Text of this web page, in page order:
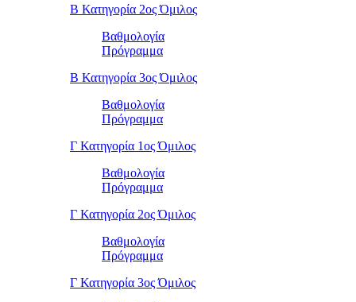
Β Κατηγορία 2ος Όμιλος
Βαθμολογία
Πρόγραμμα
Β Κατηγορία 3ος Όμιλος
Βαθμολογία
Πρόγραμμα
Γ Κατηγορία 1ος Όμιλος
Βαθμολογία
Πρόγραμμα
Γ Κατηγορία 2ος Όμιλος
Βαθμολογία
Πρόγραμμα
Γ Κατηγορία 3ος Όμιλος